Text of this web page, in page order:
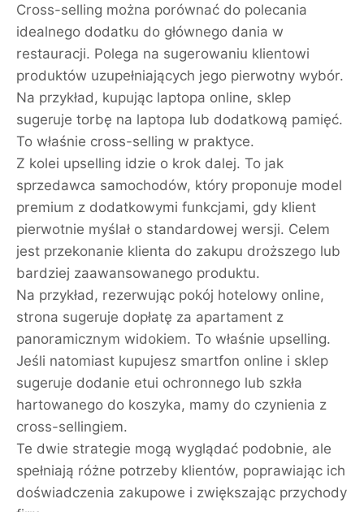
Cross-selling można porównać do polecania
idealnego dodatku do głównego dania w
restauracji. Polega na sugerowaniu klientowi
produktów uzupełniających jego pierwotny wybór.
Na przykład, kupując laptopa online, sklep
sugeruje torbę na laptopa lub dodatkową pamięć.
To właśnie cross-selling w praktyce.
Z kolei upselling idzie o krok dalej. To jak
sprzedawca samochodów, który proponuje model
premium z dodatkowymi funkcjami, gdy klient
pierwotnie myślał o standardowej wersji. Celem
jest przekonanie klienta do zakupu droższego lub
bardziej zaawansowanego produktu.
Na przykład, rezerwując pokój hotelowy online,
strona sugeruje dopłatę za apartament z
panoramicznym widokiem. To właśnie upselling.
Jeśli natomiast kupujesz smartfon online i sklep
sugeruje dodanie etui ochronnego lub szkła
hartowanego do koszyka, mamy do czynienia z
cross-sellingiem.
Te dwie strategie mogą wyglądać podobnie, ale
spełniają różne potrzeby klientów, poprawiając ich
doświadczenia zakupowe i zwiększając przychody